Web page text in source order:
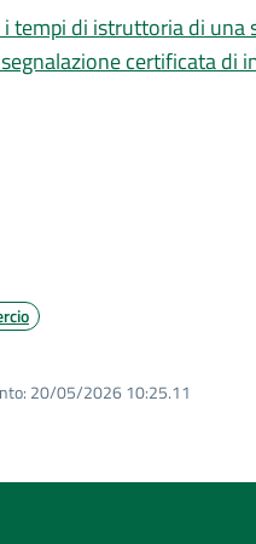
tempi di istruttoria di una
certificata di
20/05/2026 10:25.11